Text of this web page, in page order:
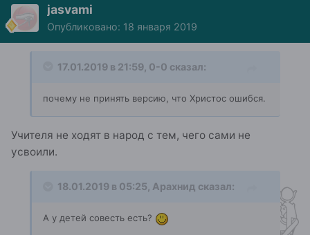
jasvami
Опубликовано: 18 января 2019
17.01.2019 в 21:59, 0-0 сказал:
почему не принять версию, что Христос ошибся.
Учителя не ходят в народ с тем, чего сами не
усвоили.
18.01.2019 в 05:25, Арахнид сказал:
А у детей совесть есть?